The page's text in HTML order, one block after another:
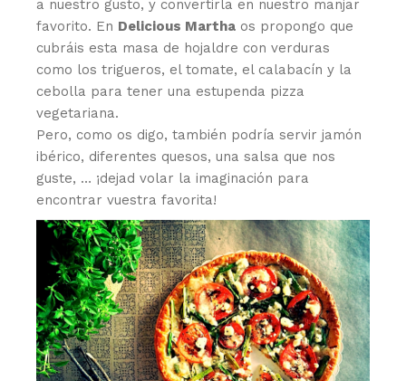
a nuestro gusto, y convertirla en nuestro manjar
favorito. En Delicious Martha os propongo que
cubráis esta masa de hojaldre con verduras
como los trigueros, el tomate, el calabacín y la
cebolla para tener una estupenda pizza
vegetariana.
Pero, como os digo, también podría servir jamón
ibérico, diferentes quesos, una salsa que nos
guste, … ¡dejad volar la imaginación para
encontrar vuestra favorita!